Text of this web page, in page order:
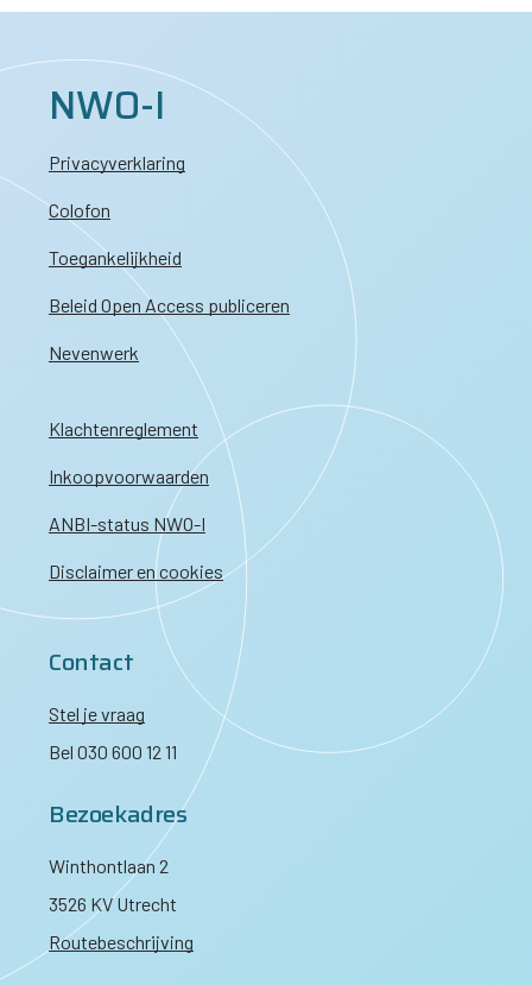
NWO-I
Privacyverklaring
Colofon
Toegankelijkheid
Beleid Open Access publiceren
Nevenwerk
Klachtenreglement
Inkoopvoorwaarden
ANBI-status NWO-I
Disclaimer en cookies
Contact
Stel je vraag
Bel 030 600 12 11
Bezoekadres
Winthontlaan 2
3526 KV Utrecht
Routebeschrijving